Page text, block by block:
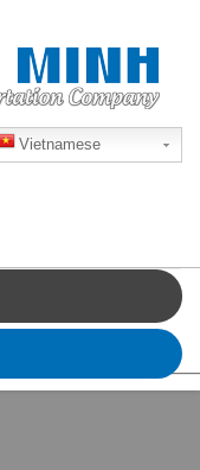
Vietnamese